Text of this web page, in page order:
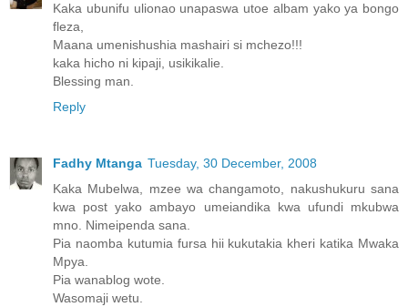
Kaka ubunifu ulionao unapaswa utoe albam yako ya bongo
fleza,
Maana umenishushia mashairi si mchezo!!!
kaka hicho ni kipaji, usikikalie.
Blessing man.
Reply
Fadhy Mtanga Tuesday, 30 December, 2008
Kaka Mubelwa, mzee wa changamoto, nakushukuru sana
kwa post yako ambayo umeiandika kwa ufundi mkubwa
mno. Nimeipenda sana.
Pia naomba kutumia fursa hii kukutakia kheri katika Mwaka
Mpya.
Pia wanablog wote.
Wasomaji wetu.